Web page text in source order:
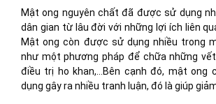
Mật ong nguyên chất đã được sử dụng
dân gian từ lâu đời với những lợi ích liên
Mật ong còn được sử dụng nhiều trong
như một phương pháp để chữa những
điều trị ho khan,…Bên cạnh đó, mật ong
dụng gây ra nhiều tranh luận, đó là giúp